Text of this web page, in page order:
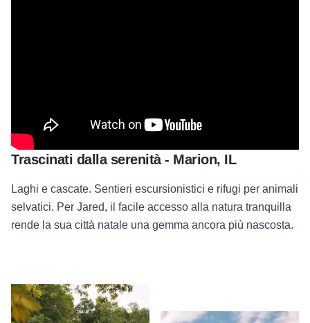
Trascinati dalla serenità - Marion, IL
Laghi e cascate. Sentieri escursionistici e rifugi per animali
selvatici. Per Jared, il facile accesso alla natura tranquilla
rende la sua città natale una gemma ancora più nascosta.